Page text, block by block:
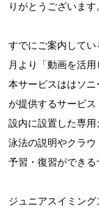
りがとうございます
すでにご案内して
月より「動画を活
本サービスははソ
が提供するサービ
設内に設置した専用
泳法の説明やクラ
予習・復習ができる
ジュニアスイミン